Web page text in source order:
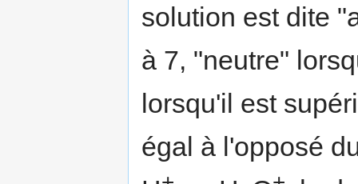
solution est dite
à 7, "neutre"
lorsqu'il est
égal à l'opposé